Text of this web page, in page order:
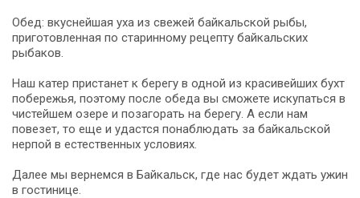
Обед: вкуснейшая уха из свежей байкальской рыбы,
приготовленная по старинному рецепту байкальских
рыбаков.
Наш катер пристанет к берегу в одной из красивейших бухт
побережья, поэтому после обеда вы сможете искупаться в
чистейшем озере и позагорать на берегу. А если нам
повезет, то еще и удастся понаблюдать за байкальской
нерпой в естественных условиях.
Далее мы вернемся в Байкальск, где нас будет ждать ужин
в гостинице.